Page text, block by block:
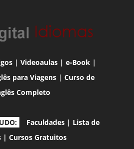
| Videoaulas| e-Book|
para Viagens |Curso de
Completo
Faculdades | Lista de
|Cursos Gratuitos